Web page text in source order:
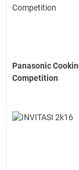
Panasonic
Competition